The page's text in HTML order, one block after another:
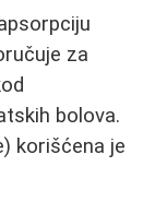
za
bolova.
korišćena je